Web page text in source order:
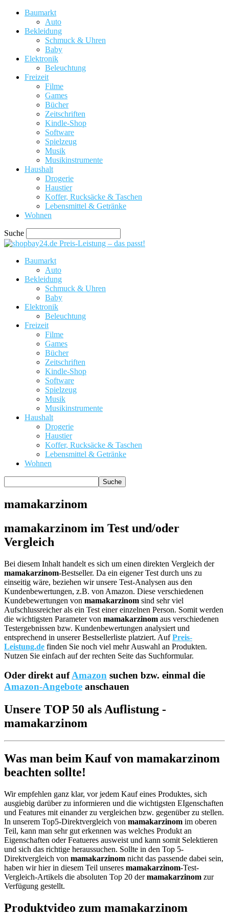
Baumarkt
Auto
Bekleidung
Schmuck & Uhren
Baby
Elektronik
Beleuchtung
Freizeit
Filme
Games
Bücher
Zeitschriften
Kindle-Shop
Software
Spielzeug
Musik
Musikinstrumente
Haushalt
Drogerie
Haustier
Koffer, Rucksäcke & Taschen
Lebensmittel & Getränke
Wohnen
Suche
Preis-Leistung – das passt!
Baumarkt
Auto
Bekleidung
Schmuck & Uhren
Baby
Elektronik
Beleuchtung
Freizeit
Filme
Games
Bücher
Zeitschriften
Kindle-Shop
Software
Spielzeug
Musik
Musikinstrumente
Haushalt
Drogerie
Haustier
Koffer, Rucksäcke & Taschen
Lebensmittel & Getränke
Wohnen
mamakarzinom
mamakarzinom im Test und/oder
Vergleich
Bei diesem Inhalt handelt es sich um einen direkten Vergleich der
mamakarzinom-Bestseller. Da ein eigener Test durch uns zu
einseitig wäre, beziehen wir unsere Test-Analysen aus den
Kundenbewertungen, z.B. von Amazon. Diese verschiedenen
Kundebewertungen von mamakarzinom sind sehr viel
Aufschlussreicher als ein Test einer einzelnen Person. Somit werden
die wichtigsten Parameter von mamakarzinom aus verschiedenen
Testergebnissen bzw. Kundenbewertungen analysiert und
entsprechend in unserer Bestsellerliste platziert. AufPreis-
Leistung.de finden Sie noch viel mehr Auswahl an Produkten.
Nutzen Sie einfach auf der rechten Seite das Suchformular.
Oder direkt aufAmazon suchen bzw. einmal die
Amazon-Angebote anschauen
Unsere TOP 50 als Auflistung -
mamakarzinom
Was man beim Kauf von mamakarzinom
beachten sollte!
Wir empfehlen ganz klar, vor jedem Kauf eines Produktes, sich
ausgiebig darüber zu informieren und die wichtigsten EIgenschaften
und Features mit einander zu vergleichen bzw. gegenüber zu stellen.
In unserem Top5-Direktvergleich von mamakarzinom im oberen
Teil, kann man sehr gut erkennen was welches Produkt an
Eigenschaften oder Featueres ausweist und kann somit Selektieren
und sich das richtige heraussuchen. Sollte in den Top 5-
Direktvergleich von mamakarzinom nicht das passende dabei sein,
haben wir hier in diesem Teil unseres mamakarzinom-Test-
Vergleich-Artikels die absoluten Top 20 dermamakarzinom zur
Verfügung gestellt.
Produktvideo zum mamakarzinom